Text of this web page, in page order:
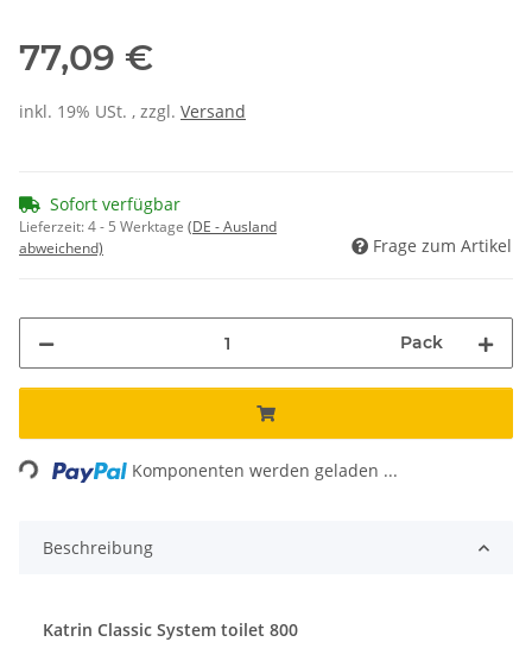
77,09 €
inkl. 19% USt. , zzgl. Versand
Sofort verfügbar
Lieferzeit:4 - 5 Werktage (DE - Ausland
abweichend)
Frage zum Artikel
Pack
Loading... Komponenten werden geladen ...
Beschreibung
Katrin Classic System toilet 800